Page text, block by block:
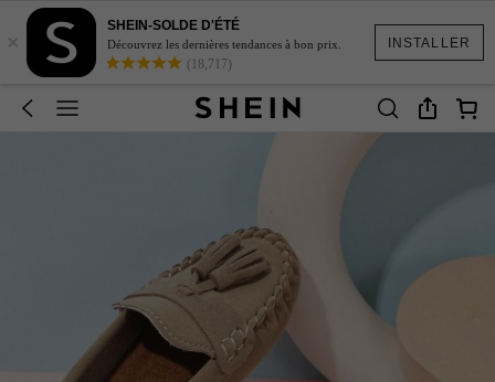
INSTALLER
×
SHEIN-SOLDE D'ÉTÉ
Découvrez les dernières tendances à bon prix.
(18,717)